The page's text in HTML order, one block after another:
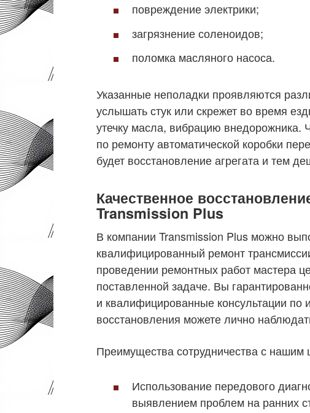
повреждение электрики;
загрязнение соленоидов;
поломка масляного насоса.
Указанные неполадки проявляются
услышать стук или скрежет во время
утечку масла, вибрацию внедорожника.
по ремонту автоматической коробки
будет восстановление агрегата и тем
Качественное
Transmission Plus
В компании Transmission Plus можно
квалифицированный ремонт
проведении ремонтных работ мастера
поставленной задаче. Вы
и квалифицированные консультации
восстановления можете лично
Преимущества сотрудничества с нашим
Использование передового
выявлением проблем на ранних